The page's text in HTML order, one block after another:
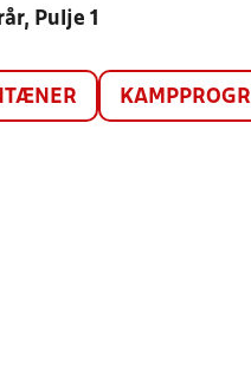
Pulje 1